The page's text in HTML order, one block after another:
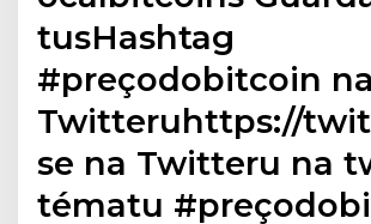
tusHashtag
#preçodobitcoin na
Twitteruhttps://
se na Twitteru na
tématu